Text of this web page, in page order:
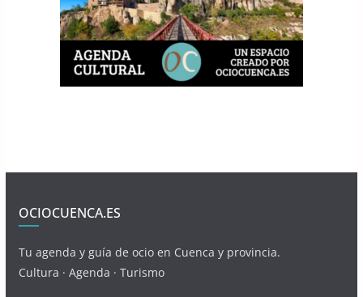
OCIOCUENCA.ES
Tu agenda y guía de ocio en Cuenca y provincia.
Cultura · Agenda · Turismo